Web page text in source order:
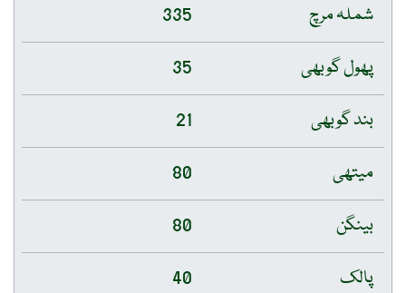
شملہ مرچ
335
پھول گوبھی
35
بند گوبھی
21
میتھی
80
بینگن
80
پالک
40